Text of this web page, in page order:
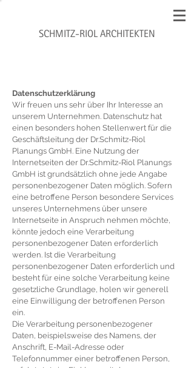
SCHMITZ-RIOL ARCHITEKTEN
Datenschutzerklärung
Wir freuen uns sehr über Ihr Interesse an
unserem Unternehmen. Datenschutz hat
einen besonders hohen Stellenwert für die
Geschäftsleitung der Dr.Schmitz-Riol
Planungs GmbH. Eine Nutzung der
Internetseiten der Dr.Schmitz-Riol Planungs
GmbH ist grundsätzlich ohne jede Angabe
personenbezogener Daten möglich. Sofern
eine betroffene Person besondere Services
unseres Unternehmens über unsere
Internetseite in Anspruch nehmen möchte,
könnte jedoch eine Verarbeitung
personenbezogener Daten erforderlich
werden. Ist die Verarbeitung
personenbezogener Daten erforderlich und
besteht für eine solche Verarbeitung keine
gesetzliche Grundlage, holen wir generell
eine Einwilligung der betroffenen Person
ein.
Die Verarbeitung personenbezogener
Daten, beispielsweise des Namens, der
Anschrift, E-Mail-Adresse oder
Telefonnummer einer betroffenen Person,